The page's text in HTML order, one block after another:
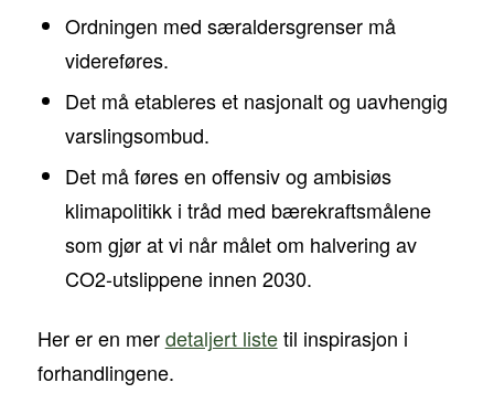
Ordningen med særaldersgrenser må
videreføres.
Det må etableres et nasjonalt og uavhengig
varslingsombud.
Det må føres en offensiv og ambisiøs
klimapolitikk i tråd med bærekraftsmålene
som gjør at vi når målet om halvering av
CO2-utslippene innen 2030.
Her er en merdetaljert listetil inspirasjon i
forhandlingene.